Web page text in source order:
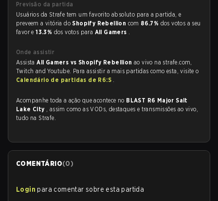
Previsão da partida
Usuários da Strafe tem um favorito absoluto para a partida, e
preveem a vitória doShopify Rebellion com 86.7% dos votos a seu
favor e13.3% dos votos para All Gamers .
Onde assistir
AssistaAll Gamers vs Shopify Rebellionao vivo na strafe.com,
Twitch and Youtube. Para assistir a mais partidas como esta, visite o
Calendário de partidas de R6:S .
Acompanhe toda a ação que acontece no BLAST R6 Major Salt
Lake City , assim como as VODs, destaques e transmissões ao vivo,
tudo na Strafe.
COMENTÁRIO(0)
Login para comentar sobre esta partida